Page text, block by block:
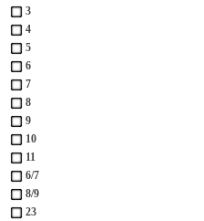
3
4
5
6
7
8
9
10
11
6/7
8/9
23